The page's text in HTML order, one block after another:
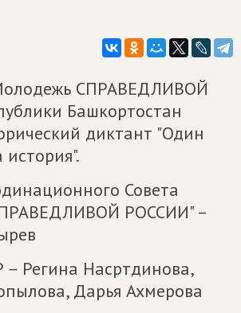
СПРАВЕДЛИВОЙ
Башкортостан
диктант "Один
Совета
РОССИИ" –
Регина Насртдинова,
Дарья Ахмерова